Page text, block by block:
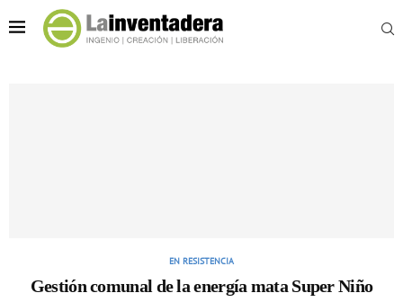
EN RESISTENCIA
Gestión comunal de la energía mata Super Niño